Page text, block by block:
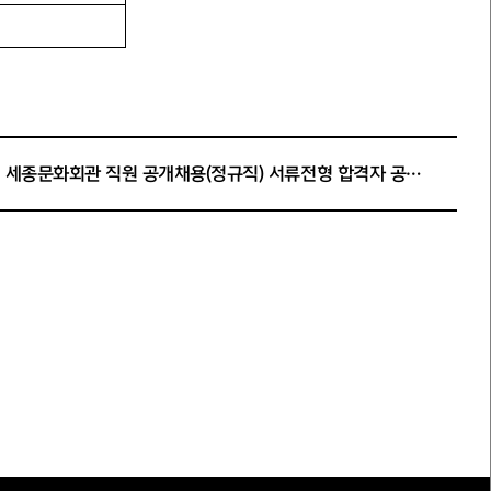
2026년 세종문화회관 직원 공개채용(정규직) 서류전형 합격자 공고 및 필기전형 안내